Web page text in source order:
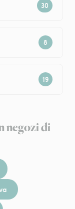
negozi di